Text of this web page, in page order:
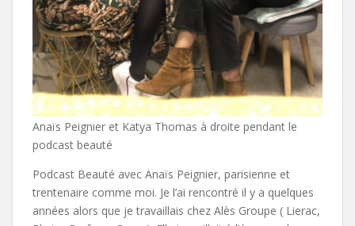
Anaïs Peignier et Katya Thomas à droite pendant le
podcast beauté
Podcast Beauté avec Anaïs Peignier, parisienne et
trentenaire comme moi. Je l’ai rencontré il y a quelques
années alors que je travaillais chez Alès Groupe ( Lierac,